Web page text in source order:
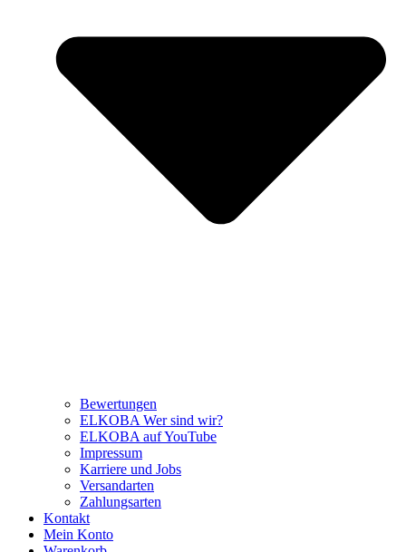
Bewertungen
ELKOBA Wer sind wir?
ELKOBA auf YouTube
Impressum
Karriere und Jobs
Versandarten
Zahlungsarten
Kontakt
Mein Konto